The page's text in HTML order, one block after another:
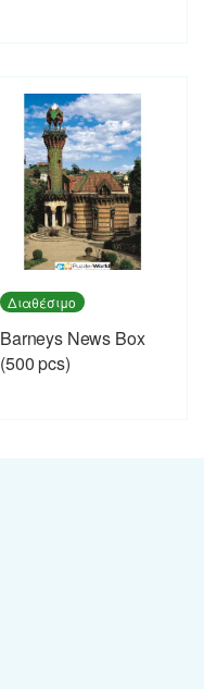
Διαθέσιμο
Barneys News Box
(500 pcs)